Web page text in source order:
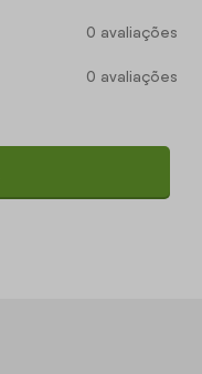
0 avaliações
0 avaliações